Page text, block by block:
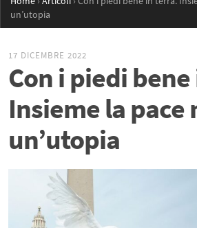
un’utopia
17 DICEMBRE 2022
Con i piedi
Insieme la pace
un’utopia